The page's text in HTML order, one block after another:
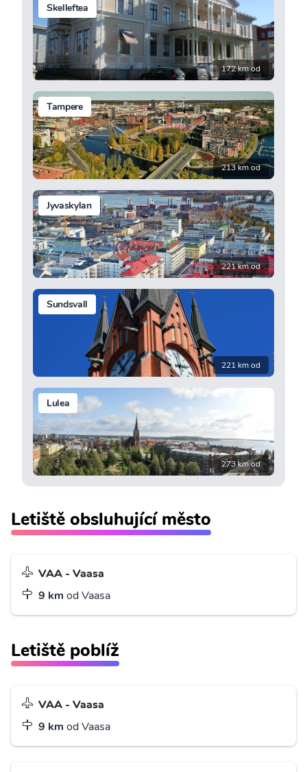
Skelleftea
172 km od
Tampere
213 km od
Jyvaskylan
221 km od
Sundsvall
221 km od
Lulea
273 km od
Letiště obsluhující město
VAA - Vaasa
9 km od Vaasa
Letiště poblíž
VAA - Vaasa
9 km od Vaasa